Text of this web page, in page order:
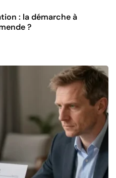
: la démarche à
?